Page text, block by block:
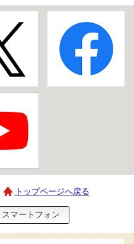
トップページへ戻る
スマートフォン